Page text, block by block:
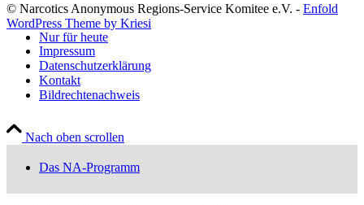
Nur für heute
Das NA-Programm
© Narcotics Anonymous Regions-Service Komitee e.V. - Enfold
WordPress Theme by Kriesi
Impressum
Datenschutzerklärung
Kontakt
Bildrechtenachweis
Nach oben scrollen